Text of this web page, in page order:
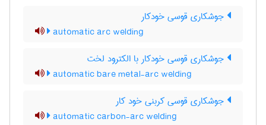
جوشکاری قوسی خودکار
automatic arc welding
جوشکاری قوسی خودکار با الکترود لخت
automatic bare metal-arc welding
جوشکاری قوسی کربنی خود کار
automatic carbon-arc welding